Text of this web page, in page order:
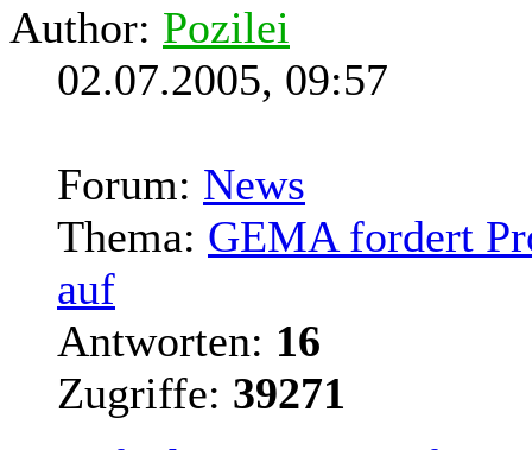
Author: Pozilei
02.07.2005, 09:57
Forum: News
Thema: GEMA fordert
auf
Antworten: 16
Zugriffe: 39271